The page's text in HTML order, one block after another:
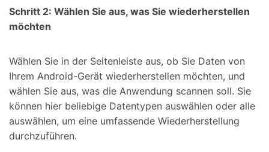
Schritt 2: Wählen Sie aus, was Sie wiederherstellen
möchten
Wählen Sie in der Seitenleiste aus, ob Sie Daten von
Ihrem Android-Gerät wiederherstellen möchten, und
wählen Sie aus, was die Anwendung scannen soll. Sie
können hier beliebige Datentypen auswählen oder alle
auswählen, um eine umfassende Wiederherstellung
durchzuführen.